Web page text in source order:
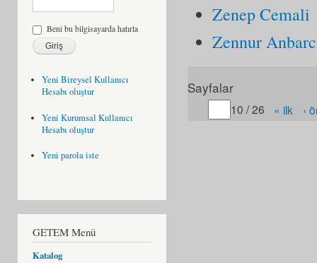
Beni bu bilgisayarda hatırla
Yeni Bireysel Kullanıcı
Hesabı oluştur
Yeni Kurumsal Kullanıcı
Hesabı oluştur
Yeni parola iste
GETEM Menü
Katalog
Zenep Cemali
Zennur
Sayfalar
Gitmek istediğiniz
10 / 26 « ilk ‹